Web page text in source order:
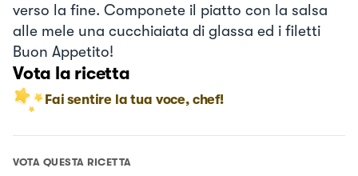
verso la fine. Componete il piatto con la salsa
alle mele una cucchiaiata di glassa ed i filetti
Buon Appetito!
Vota la ricetta
Fai sentire la tua voce, chef!
VOTA QUESTA RICETTA